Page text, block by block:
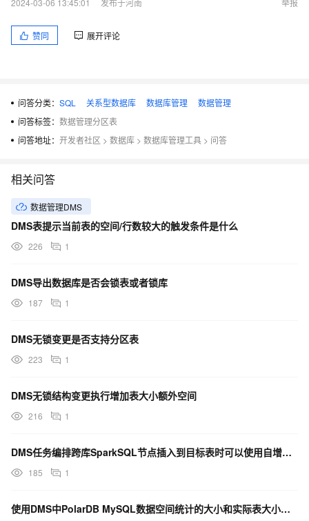
2024-03-06 13:45:01 发布于河南 举报
赞同 展开评论
问答分类： SQL 关系型数据库 数据库管理
数据管理
问答标签： 数据管理分区表
问答地址： 开发者社区 > 数据库 > 数据库管理工具 > 问答
相关问答
数据管理DMS
DMS表提示当前表的空间/行数较大的触发条件是什么
226 1
DMS导出数据库是否会锁表或者锁库
187 1
DMS无锁变更是否支持分区表
223 1
DMS无锁结构变更执行增加表大小额外空间
216 1
DMS任务编排跨库SparkSQL节点插入到目标表时可以使用自增的ID吗
185 1
使用DMS中PolarDB MySQL数据空间统计的大小和实际表大小出入很大